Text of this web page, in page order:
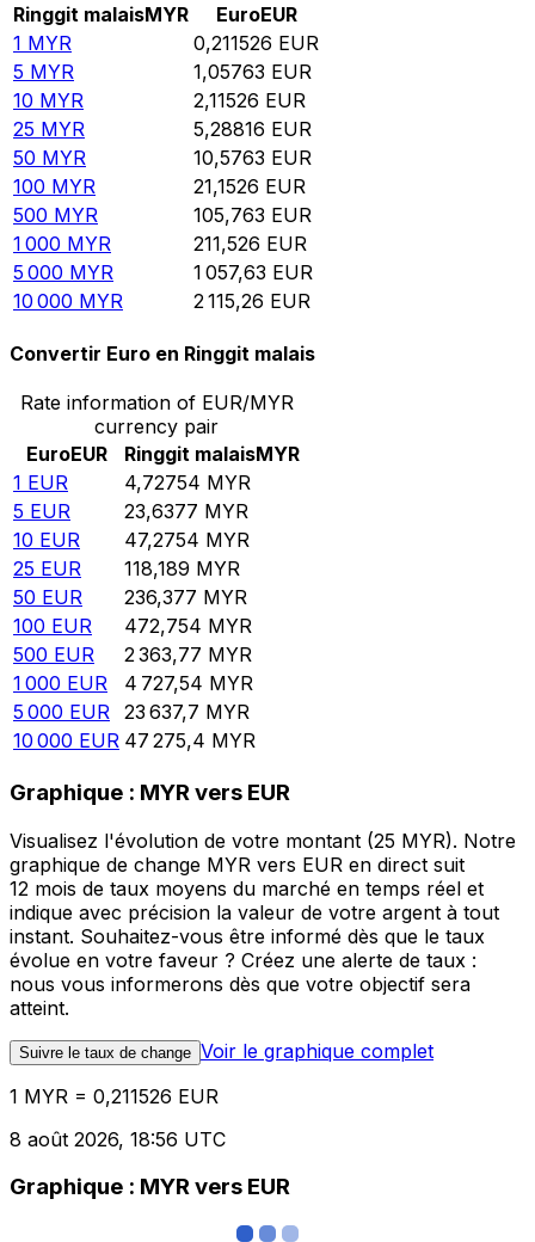
Ringgit malaisMYR EuroEUR
1 MYR 0,211526 EUR
5 MYR 1,05763 EUR
10 MYR 2,11526 EUR
25 MYR 5,28816 EUR
50 MYR 10,5763 EUR
100 MYR 21,1526 EUR
500 MYR 105,763 EUR
1 000 MYR 211,526 EUR
5 000 MYR 1 057,63 EUR
10 000 MYR 2 115,26 EUR
Convertir Euro en Ringgit malais
Rate information of EUR/MYR
currency pair
EuroEUR Ringgit malaisMYR
1 EUR 4,72754 MYR
5 EUR 23,6377 MYR
10 EUR 47,2754 MYR
25 EUR 118,189 MYR
50 EUR 236,377 MYR
100 EUR 472,754 MYR
500 EUR 2 363,77 MYR
1 000 EUR 4 727,54 MYR
5 000 EUR 23 637,7 MYR
10 000 EUR 47 275,4 MYR
Graphique : MYR vers EUR
Visualisez l'évolution de votre montant (25 MYR). Notre
graphique de change MYR vers EUR en direct suit
12 mois de taux moyens du marché en temps réel et
indique avec précision la valeur de votre argent à tout
instant. Souhaitez-vous être informé dès que le taux
évolue en votre faveur ? Créez une alerte de taux :
nous vous informerons dès que votre objectif sera
atteint.
Suivre le taux de change Voir le graphique complet
1 MYR = 0,211526 EUR
8 août 2026, 18:56 UTC
Graphique : MYR vers EUR